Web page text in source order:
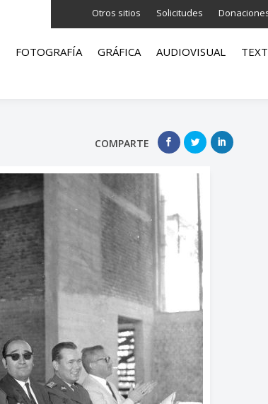
Otros sitios Solicitudes
FOTOGRAFÍA GRÁFICA AUDIOVISUAL
COMPARTE